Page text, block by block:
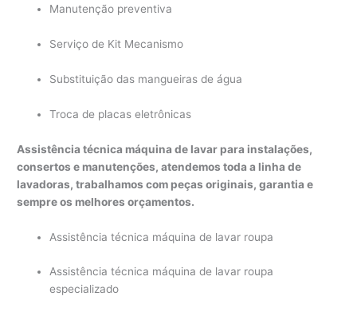
Manutenção preventiva
Serviço de Kit Mecanismo
Substituição das mangueiras de água
Troca de placas eletrônicas
Assistência técnica máquina de lavar para instalações,
consertos e manutenções, atendemos toda a linha de
lavadoras, trabalhamos com peças originais, garantia e
sempre os melhores orçamentos.
Assistência técnica máquina de lavar roupa
Assistência técnica máquina de lavar roupa
especializado